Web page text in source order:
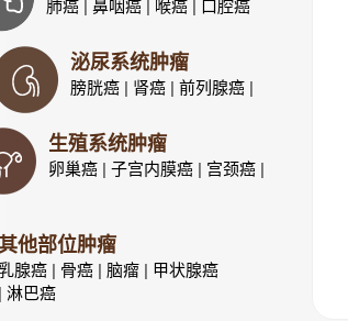
肺癌 | 鼻咽癌 | 喉癌 | 口腔癌
泌尿系统肿瘤
膀胱癌 | 肾癌 | 前列腺癌 |
生殖系统肿瘤
卵巢癌 | 子宫内膜癌 | 宫颈癌 |
其他部位肿瘤
腺癌 | 骨癌 | 脑瘤 | 甲状腺癌
| 淋巴癌